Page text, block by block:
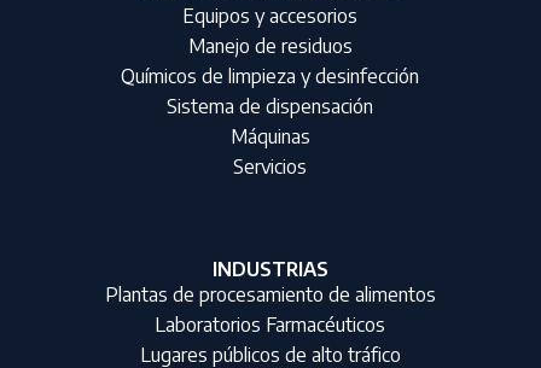
Equipos y accesorios
Manejo de residuos
Químicos de limpieza y desinfección
Sistema de dispensación
Máquinas
Servicios
INDUSTRIAS
Plantas de procesamiento de alimentos
Laboratorios Farmacéuticos
Lugares públicos de alto tráfico